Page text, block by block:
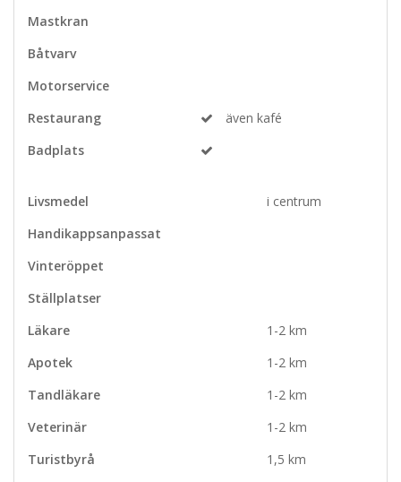
Mastkran
Båtvarv
Motorservice
Restaurang
även kafé
Badplats
Livsmedel
i centrum
Handikappsanpassat
Vinteröppet
Ställplatser
Läkare
1-2 km
Apotek
1-2 km
Tandläkare
1-2 km
Veterinär
1-2 km
Turistbyrå
1,5 km